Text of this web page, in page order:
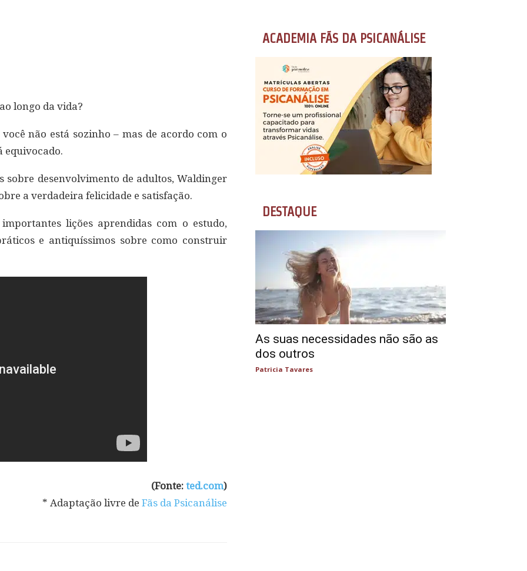
longo da vida?
não está sozinho – mas de acordo com o
equivocado.
sobre desenvolvimento de adultos, Waldinger
a verdadeira felicidade e satisfação.
lições aprendidas com o estudo,
e antiquíssimos sobre como construir
(Fonte: ted.com)
* Adaptação livre de Fãs da Psicanálise
ACADEMIA FÃS DA PSICANÁLISE
DESTAQUE
As suas necessidades não são as
dos outros
Patricia Tavares